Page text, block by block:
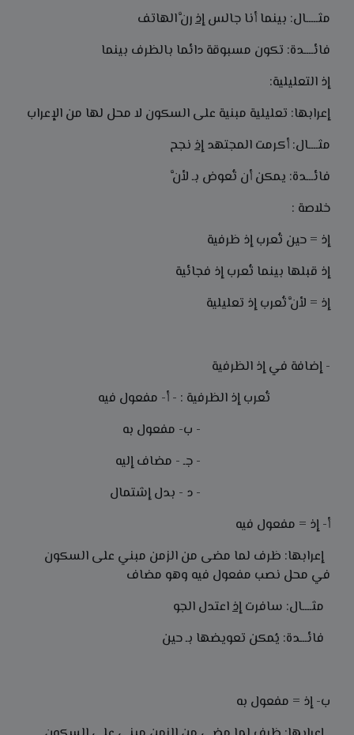
مثـــــال: بينما أنا جالسإذرنَّ الهاتف
فائــــدة: تكون مسبوقة دائما بالظرف بينما
إذ التعليلية:
إعرابها: تعليلية مبنية على السكون لا محل لها من الإعراب
مثــــال: أكرمت المجتهدإذ نجح
فائـــدة: يمكن أن تُعوض بـ لأنَّ
خلاصة :
إذ = حين تُعرب إذ ظرفية
إذ قبلها بينما تُعرب إذ فجائية
إذ = لأنَّ تُعرب إذ تعليلية
- إضافة في إذ الظرفية
تُعرب إذ الظرفية : - أ- مفعول فيه
- ب- مفعول به
- جـ - مضاف إليه
- د - بدل إشتمال
أ- إذ = مفعول فيه
إعرابها: ظرف لما مضى من الزمن مبني على السكون
في محل نصب مفعول فيه وهو مضاف
مثــــال: سافرتإذاعتدل الجو
فائـــدة: يُمكن تعويضها بـ حين
ب- إذ = مفعول به